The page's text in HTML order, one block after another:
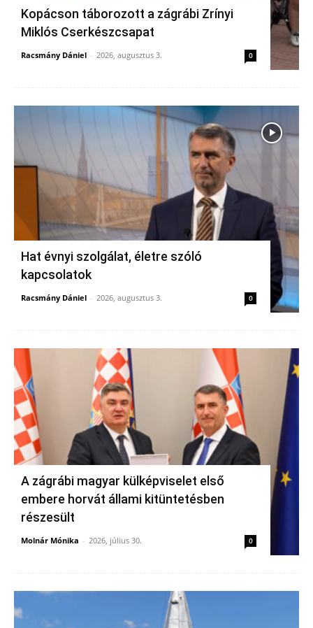
Kopácson táborozott a zágrábi Zrínyi
Miklós Cserkészcsapat
Racsmány Dániel - 2026, augusztus 3. 0
Hat évnyi szolgálat, életre szóló
kapcsolatok
Racsmány Dániel - 2026, augusztus 3. 0
A zágrábi magyar külképviselet első
embere horvát állami kitüntetésben
részesült
Molnár Mónika - 2026, július 30. 0